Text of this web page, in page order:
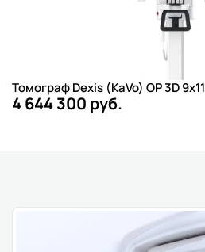
Томограф Dexis (KaVo) OP 3D 9х11
4 644 300 руб.